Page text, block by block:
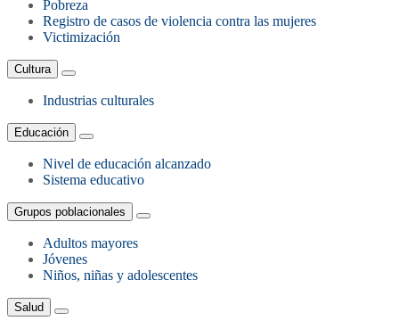
Pobreza
Registro de casos de violencia contra las mujeres
Victimización
Cultura
Industrias culturales
Educación
Nivel de educación alcanzado
Sistema educativo
Grupos poblacionales
Adultos mayores
Jóvenes
Niños, niñas y adolescentes
Salud